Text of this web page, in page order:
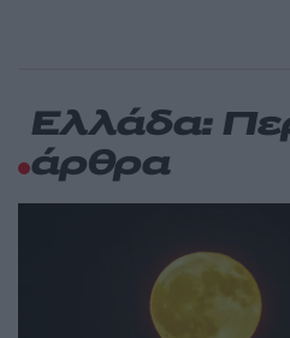
Ελλάδα:
άρθρα